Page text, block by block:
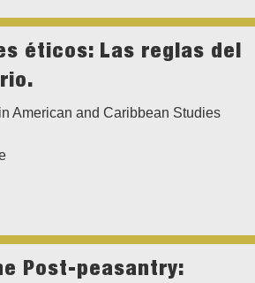
éticos: Las reglas del
American and Caribbean Studies
Post-peasantry: